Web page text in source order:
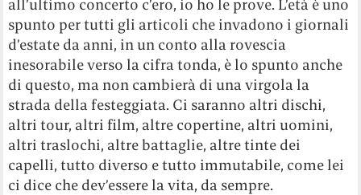
all’ultimo concerto c’ero, io ho le prove. L’età è uno
spunto per tutti gli articoli che invadono i giornali
d’estate da anni, in un conto alla rovescia
inesorabile verso la cifra tonda, è lo spunto anche
di questo, ma non cambierà di una virgola la
strada della festeggiata. Ci saranno altri dischi,
altri tour, altri film, altre copertine, altri uomini,
altri traslochi, altre battaglie, altre tinte dei
capelli, tutto diverso e tutto immutabile, come lei
ci dice che dev’essere la vita, da sempre.